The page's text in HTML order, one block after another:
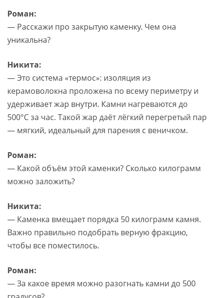
Роман:
— Расскажи про закрытую каменку. Чем она
уникальна?
Никита:
— Это система «термос»: изоляция из
керамоволокна проложена по всему периметру и
удерживает жар внутри. Камни нагреваются до
500°C за час. Такой жар даёт лёгкий перегретый пар
— мягкий, идеальный для парения с веничком.
Роман:
— Какой объём этой каменки? Сколько килограмм
можно заложить?
Никита:
— Каменка вмещает порядка 50 килограмм камня.
Важно правильно подобрать верную фракцию,
чтобы все поместилось.
Роман:
— За какое время можно разогнать камни до 500